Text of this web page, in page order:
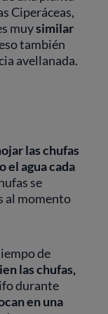
Ciperáceas,
muysimilar
también
avellanada.
las chufas
el agua cada
se
al momento
de
las chufas,
durante
en una